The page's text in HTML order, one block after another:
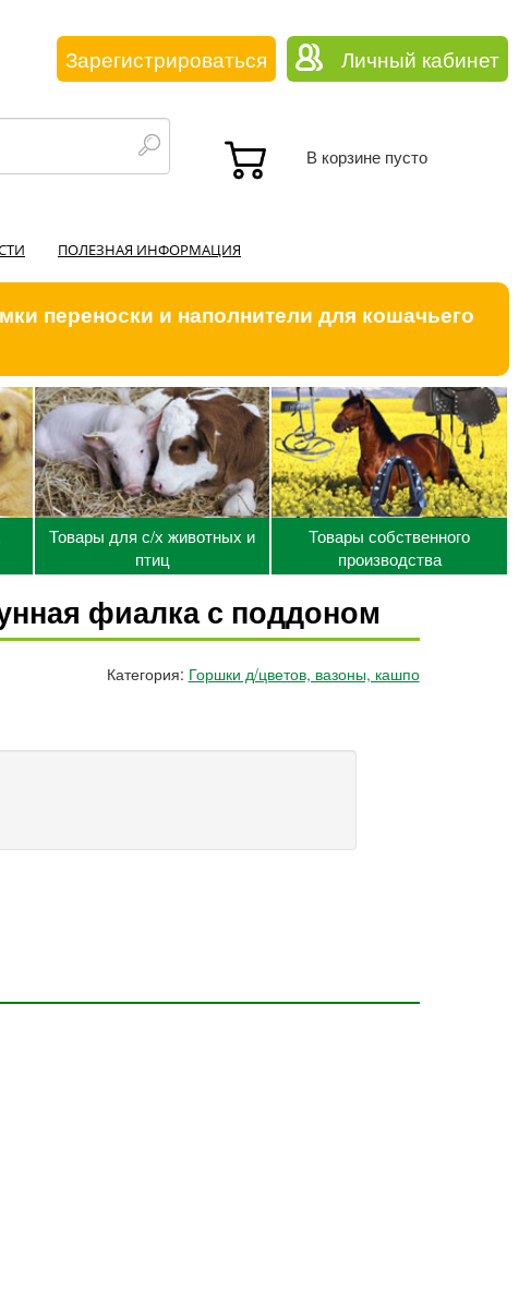
Зарегистрироваться Личный кабинет
В корзине пусто
ПОЛЕЗНАЯ ИНФОРМАЦИЯ
переноски и наполнители для кошачьего
Товары для с/х животных и
птиц
Товары собственного
производства
фиалка с поддоном
Категория: Горшки д/цветов, вазоны, кашпо